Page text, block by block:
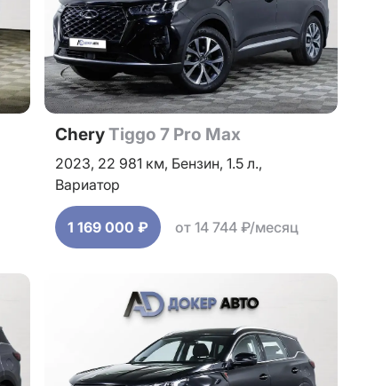
CheryTiggo 7 Pro Max
2023, 22 981 км, Бензин, 1.5 л.,
Вариатор
1 169 000 ₽ от 14 744 ₽/месяц